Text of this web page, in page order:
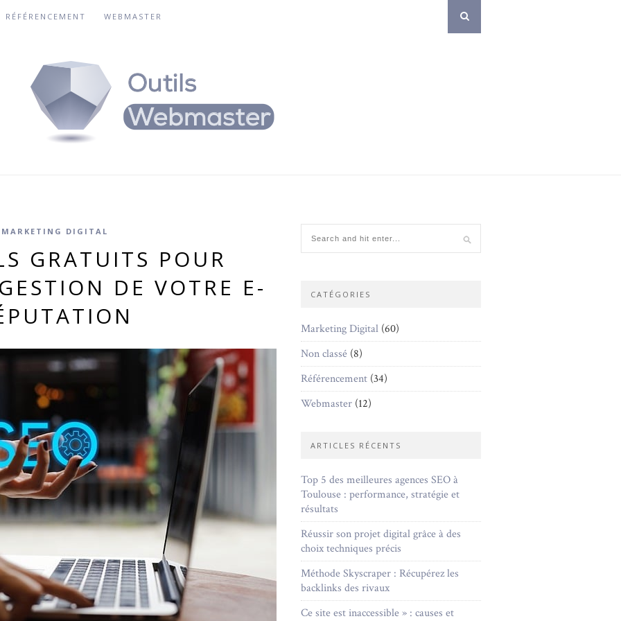
RÉFÉRENCEMENT WEBMASTER
MARKETING DIGITAL
GRATUITS POUR
DE VOTRE E-
CATÉGORIES
Marketing Digital (60)
Non classé (8)
Référencement (34)
Webmaster (12)
ARTICLES RÉCENTS
Top 5 des meilleures agences SEO à
Toulouse : performance, stratégie et
résultats
Réussir son projet digital grâce à des
choix techniques précis
Méthode Skyscraper : Récupérez les
backlinks des rivaux
Ce site est inaccessible » : causes et